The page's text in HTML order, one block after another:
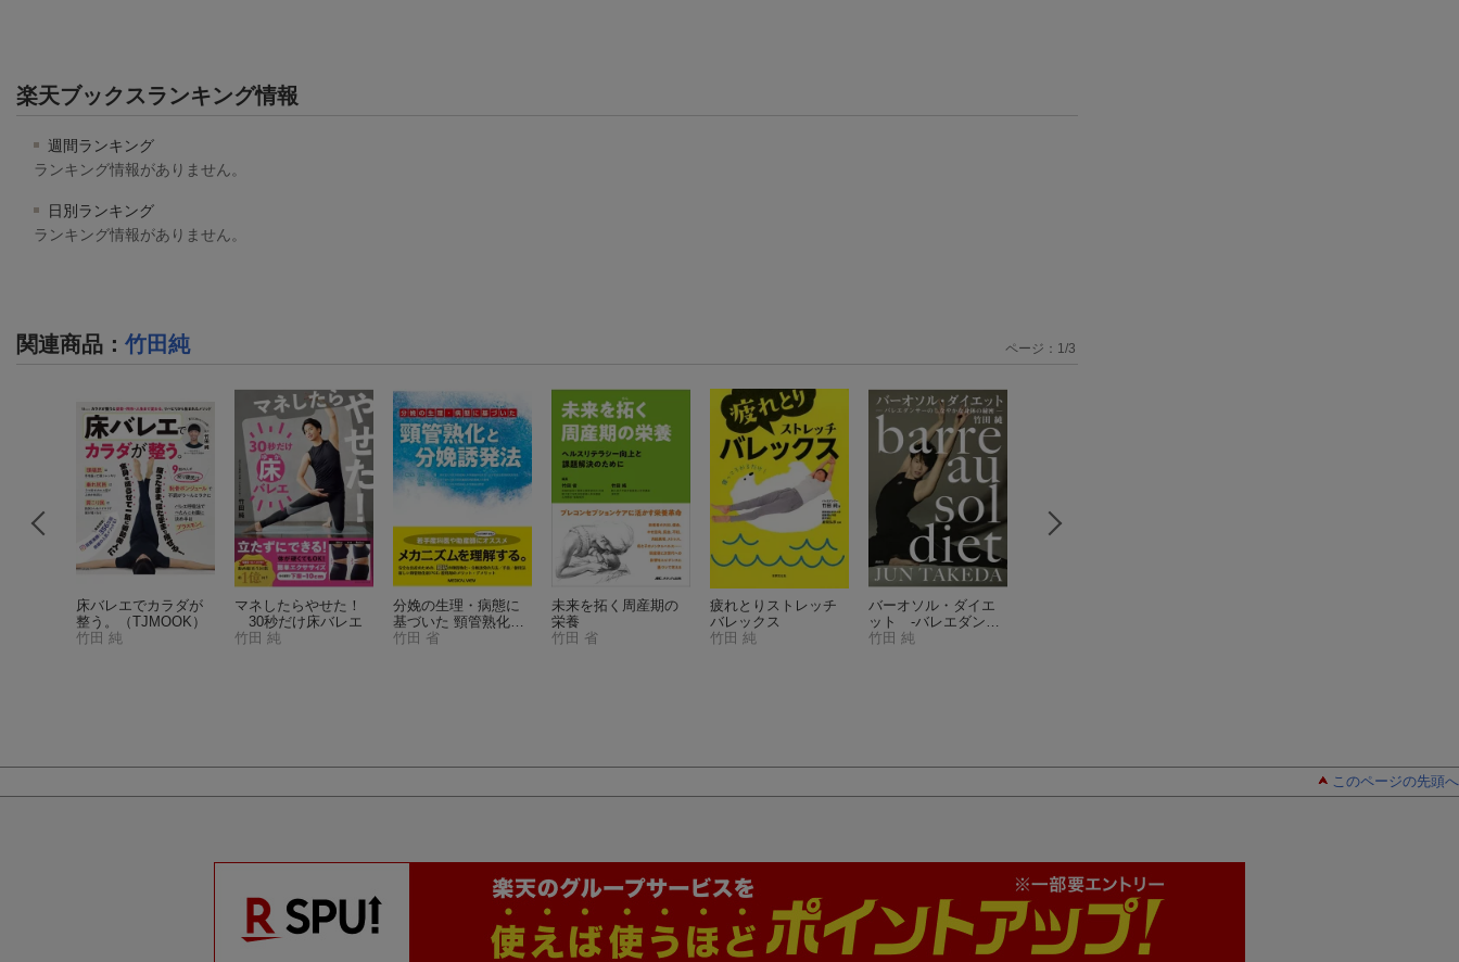
楽天ブックスランキング情報
週間ランキング
ランキング情報がありません。
日別ランキング
ランキング情報がありません。
関連商品 ： 竹田純
床バレエでカラダが
整う。
（TJMOOK）
竹田 純
マネしたらやせた！
30秒だけ床バレエ
竹田 純
分娩の生理・病態に
基づいた 頸管熟化と
分娩誘発法
竹田 省
未来を拓く周産期の
栄養
竹田 省
疲れとりストレッチ
バレックス
竹田 純
バーオソル・ダイエ
ット -バレエダンサ
ーのしなやかな身体
竹田 純
ページ： 1/3
このページの先頭へ